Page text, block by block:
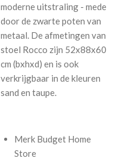
moderne uitstraling - mede
door de zwarte poten van
metaal. De afmetingen van
stoel Rocco zijn 52x88x60
cm (bxhxd) en is ook
verkrijgbaar in de kleuren
sand en taupe.
Merk Budget Home
Store